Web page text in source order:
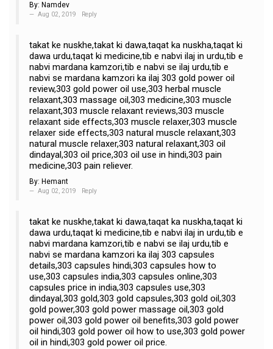
By: Namdev
Aug 02, 2019 Reply
takat ke nuskhe,takat ki dawa,taqat ka nuskha,taqat ki
dawa urdu,taqat ki medicine,tib e nabvi ilaj in urdu,tib e
nabvi mardana kamzori,tib e nabvi se ilaj urdu,tib e
nabvi se mardana kamzori ka ilaj 303 gold power oil
review,303 gold power oil use,303 herbal muscle
relaxant,303 massage oil,303 medicine,303 muscle
relaxant,303 muscle relaxant reviews,303 muscle
relaxant side effects,303 muscle relaxer,303 muscle
relaxer side effects,303 natural muscle relaxant,303
natural muscle relaxer,303 natural relaxant,303 oil
dindayal,303 oil price,303 oil use in hindi,303 pain
medicine,303 pain reliever.
By: Hemant
Aug 02, 2019 Reply
takat ke nuskhe,takat ki dawa,taqat ka nuskha,taqat ki
dawa urdu,taqat ki medicine,tib e nabvi ilaj in urdu,tib e
nabvi mardana kamzori,tib e nabvi se ilaj urdu,tib e
nabvi se mardana kamzori ka ilaj 303 capsules
details,303 capsules hindi,303 capsules how to
use,303 capsules india,303 capsules online,303
capsules price in india,303 capsules use,303
dindayal,303 gold,303 gold capsules,303 gold oil,303
gold power,303 gold power massage oil,303 gold
power oil,303 gold power oil benefits,303 gold power
oil hindi,303 gold power oil how to use,303 gold power
oil in hindi,303 gold power oil price.